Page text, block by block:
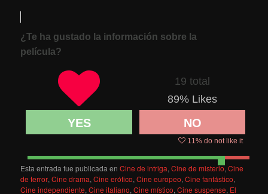
¿Te ha gustado la información sobre la
película?
19 total
89% Likes
YES NO
11% do not like it
Esta entrada fue publicada enCine de intriga,Cine de misterio,Cine
de terror,Cine drama,Cine erótico,Cine europeo,Cine fantástico,
Cine independiente,Cine italiano,Cine místico,Cine suspense, El